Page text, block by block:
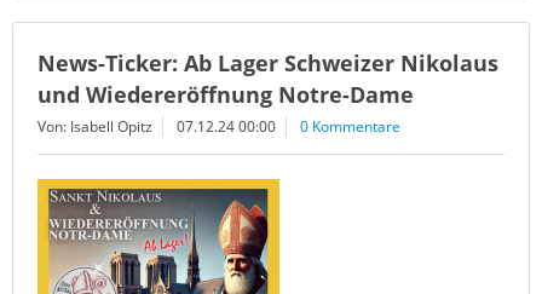
News-Ticker: Ab Lager Schweizer Nikolaus
und Wiedereröffnung Notre-Dame
Von: Isabell Opitz 07.12.24 00:00 0 Kommentare